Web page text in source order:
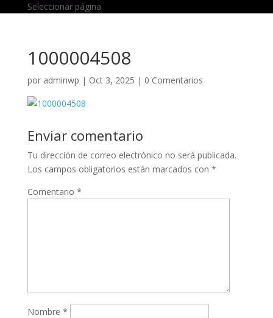
Seleccionar página
1000004508
por adminwp | Oct 3, 2025 | 0 Comentarios
Enviar comentario
Tu dirección de correo electrónico no será publicada.
Los campos obligatorios están marcados con *
Comentario *
Nombre *